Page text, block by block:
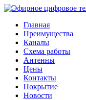
Главная
Преимущества
Каналы
Схема работы
Антенны
Цены
Контакты
Покрытие
Новости